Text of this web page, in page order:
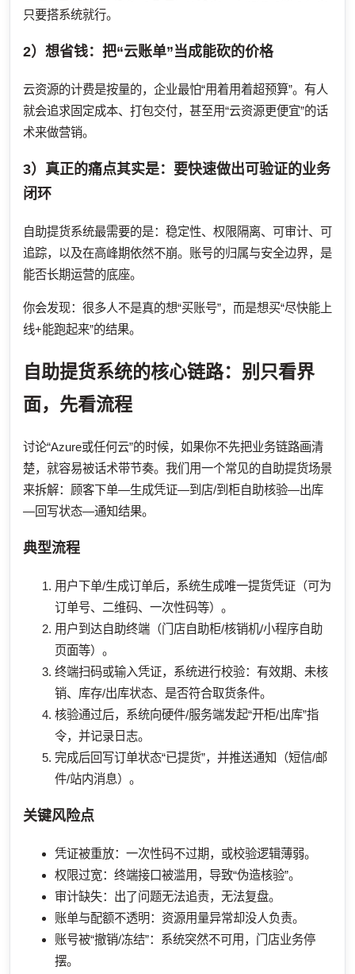
只要搭系统就行。
2）想省钱：把“云账单”当成能砍的价格
云资源的计费是按量的，企业最怕“用着用着超预算”。有人
就会追求固定成本、打包交付，甚至用“云资源更便宜”的话
术来做营销。
3）真正的痛点其实是：要快速做出可验证的业务
闭环
自助提货系统最需要的是：稳定性、权限隔离、可审计、可
追踪，以及在高峰期依然不崩。账号的归属与安全边界，是
能否长期运营的底座。
你会发现：很多人不是真的想“买账号”，而是想买“尽快能上
线+能跑起来”的结果。
自助提货系统的核心链路：别只看界
面，先看流程
讨论“Azure或任何云”的时候，如果你不先把业务链路画清
楚，就容易被话术带节奏。我们用一个常见的自助提货场景
来拆解：顾客下单—生成凭证—到店/到柜自助核验—出库
—回写状态—通知结果。
典型流程
用户下单/生成订单后，系统生成唯一提货凭证（可为
订单号、二维码、一次性码等）。
用户到达自助终端（门店自助柜/核销机/小程序自助
页面等）。
终端扫码或输入凭证，系统进行校验：有效期、未核
销、库存/出库状态、是否符合取货条件。
核验通过后，系统向硬件/服务端发起“开柜/出库”指
令，并记录日志。
完成后回写订单状态“已提货”，并推送通知（短信/邮
件/站内消息）。
关键风险点
凭证被重放：一次性码不过期，或校验逻辑薄弱。
权限过宽：终端接口被滥用，导致“伪造核验”。
审计缺失：出了问题无法追责，无法复盘。
账单与配额不透明：资源用量异常却没人负责。
账号被“撤销/冻结”：系统突然不可用，门店业务停
摆。